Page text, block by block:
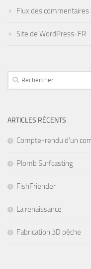
Flux des commentaires
Site de WordPress-FR
Rechercher :
ARTICLES RÉCENTS
Compte-rendu d’un
Plomb Surfcasting
FishFriender
La renaissance
Fabrication 3D pêche